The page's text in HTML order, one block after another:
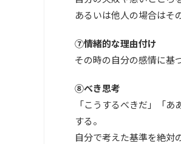
あるいは他人の場合はそ
⑦情緒的な理由付け
その時の自分の感情に基
⑧べき思考
「こうするべきだ」「
する。
自分で考えた基準を絶対